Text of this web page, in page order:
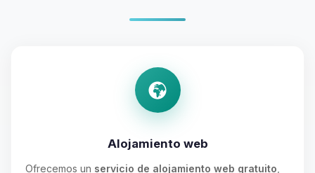
Alojamiento web
Ofrecemos un servicio de alojamiento web gratuito